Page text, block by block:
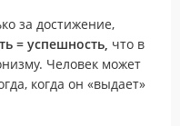
за достижение,
= успешность, что в
Человек может
когда он «выдает»